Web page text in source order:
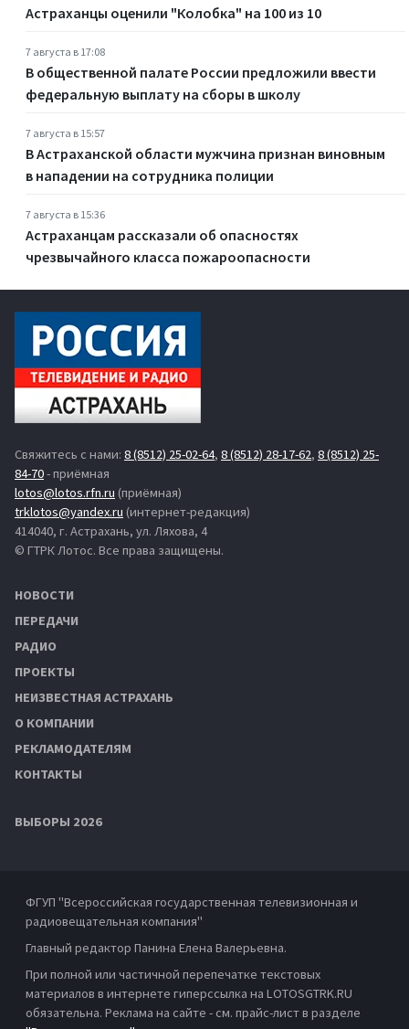
Астраханцы оценили "Колобка" на 100 из 10
7 августа в 17:08
В общественной палате России предложили ввести
федеральную выплату на сборы в школу
7 августа в 15:57
В Астраханской области мужчина признан виновным
в нападении на сотрудника полиции
7 августа в 15:36
Астраханцам рассказали об опасностях
чрезвычайного класса пожароопасности
Свяжитесь с нами: 8 (8512) 25-02-64, 8 (8512) 28-17-62, 8 (8512) 25-
84-70- приёмная
lotos@lotos.rfn.ru (приёмная)
trklotos@yandex.ru (интернет-редакция)
414040, г. Астрахань, ул. Ляхова, 4
© ГТРК Лотос. Все права защищены.
НОВОСТИ
ПЕРЕДАЧИ
РАДИО
ПРОЕКТЫ
НЕИЗВЕСТНАЯ АСТРАХАНЬ
О КОМПАНИИ
РЕКЛАМОДАТЕЛЯМ
КОНТАКТЫ
ВЫБОРЫ 2026
ФГУП "Всероссийская государственная телевизионная и
радиовещательная компания"
Главный редактор Панина Елена Валерьевна.
При полной или частичной перепечатке текстовых
материалов в интернете гиперссылка на LOTOSGTRK.RU
обязательна. Реклама на сайте - см. прайс-лист в разделе